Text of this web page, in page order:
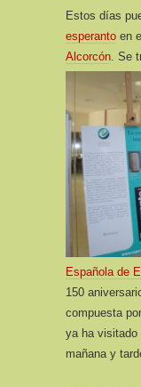
Estos días
esperanto en el
Alcorcón. Se
Española de
150
compuesta
ya ha visitado
mañana y